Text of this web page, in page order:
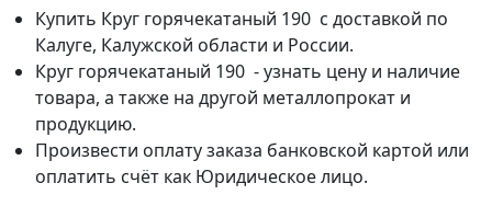
Купить Круг горячекатаный 190 с доставкой по
Калуге, Калужской области и России.
Круг горячекатаный 190 - узнать цену и наличие
товара, а также на другой металлопрокат и
продукцию.
Произвести оплату заказа банковской картой или
оплатить счёт как Юридическое лицо.